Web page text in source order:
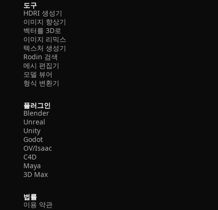
도구
HDRI 생성기
이미지 향상기
벡터를 3D로
이미지 리믹스
텍스처 생성기
Rodin 검색
메시 편집기
모델 뷰어
형식 변환기
플러그인
Blender
Unreal
Unity
Godot
OV/Isaac
C4D
Maya
3D Max
법률
이용 약관